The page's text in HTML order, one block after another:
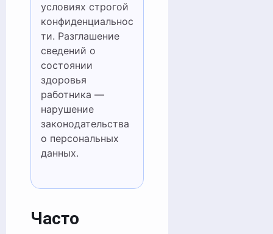
условиях строгой
конфиденциальнос
ти. Разглашение
сведений о
состоянии
здоровья
работника —
нарушение
законодательства
о персональных
данных.
Часто